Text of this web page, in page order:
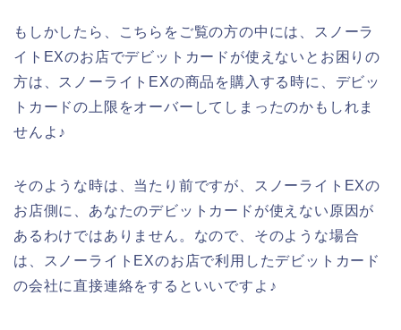
もしかしたら、こちらをご覧の方の中には、スノーラ
イトEXのお店でデビットカードが使えないとお困りの
方は、スノーライトEXの商品を購入する時に、デビッ
トカードの上限をオーバーしてしまったのかもしれま
せんよ♪
そのような時は、当たり前ですが、スノーライトEXの
お店側に、あなたのデビットカードが使えない原因が
あるわけではありません。なので、そのような場合
は、スノーライトEXのお店で利用したデビットカード
の会社に直接連絡をするといいですよ♪